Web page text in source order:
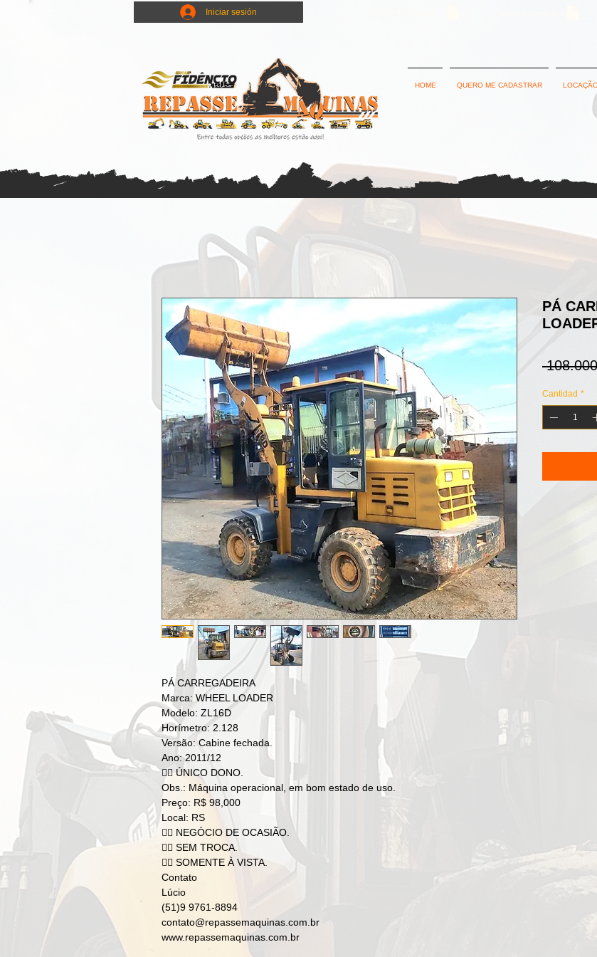
Iniciar sesión
HOME QUERO ME CADASTRAR
PÁ CARREGADEIRA
Marca: WHEEL LOADER
Modelo: ZL16D
Horímetro: 2.128
Versão: Cabine fechada.
Ano: 2011/12
👉🏻 ÚNICO DONO.
Obs.: Máquina operacional, em bom estado de uso.
Preço: R$ 98,000
Local: RS
👉🏻 NEGÓCIO DE OCASIÃO.
👉🏻 SEM TROCA.
👉🏻 SOMENTE À VISTA.
Contato
Lúcio
(51)9 9761-8894
contato@repassemaquinas.com.br
www.repassemaquinas.com.br
PÁ
Cantidad *